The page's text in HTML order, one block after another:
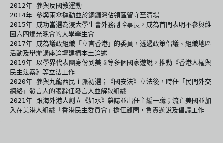
2012年 參與反國教運動
2014年 參與雨傘運動並於銅鑼灣佔領區留守至清場
2015年 成功當選為浸大學生會外務副幹事長，成為首間表明不參與維
園六四燭光晚會的大學學生會
2017年 成為議政組織「立言香港」的委員，透過政策倡議、組織地區
活動及舉辦講座論壇建構本土論述
2019年 以學界代表團身份到美國等多個國家遊說，推動《香港人權與
民主法案》等立法工作
2020年 參與九龍西民主派初選；《國安法》立法後，時任「民間外交
網絡」發言人的張辭任發言人並解散組織
2021年 跟海外港人創立《如水》雜誌並出任主編一職；流亡美國並加
入在美港人組織「香港民主委員會」擔任顧問，負責遊說及倡議工作